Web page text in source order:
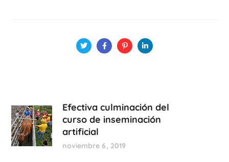
Efectiva culminación del
curso de inseminación
artificial
noviembre 6, 2019